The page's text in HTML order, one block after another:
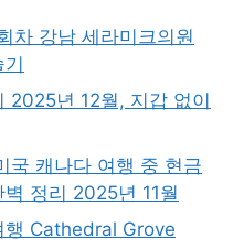
차 강남 세라미크의원
2025년 12월, 지갑 없이
국 캐나다 여행 중 현금
정리 2025년 11월
행 Cathedral Grove